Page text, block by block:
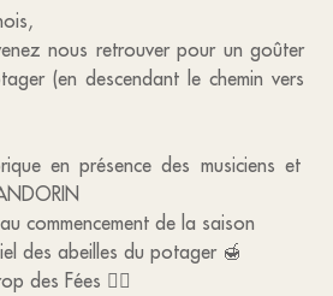
nous retrouver pour un goûter
(en descendant le chemin vers
en présence des musiciens et
commencement de la saison
des abeilles du potager 🍯
des Fées 🧚‍♀️